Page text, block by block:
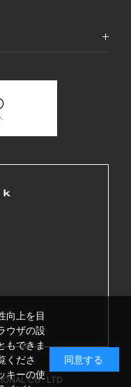
CO . LTD
向上を目
ウザの設
もできま
くださ
キーの使
同意する